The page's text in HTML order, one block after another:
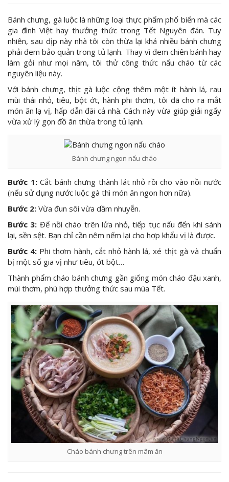
Bánh chưng, gà luộc là những loại thực phẩm phổ biến mà các
gia đình Việt hay thưởng thức trong Tết Nguyên đán. Tuy
nhiên, sau dịp này nhà tôi còn thừa lại khá nhiều bánh chưng
phải đem bảo quản trong tủ lạnh. Thay vì đem chiên bánh hay
làm gỏi như mọi năm, tôi thử công thức nấu cháo từ các
nguyên liệu này.
Với bánh chưng, thịt gà luộc cộng thêm một ít hành lá, rau
mùi thái nhỏ, tiêu, bột ớt, hành phi thơm, tôi đã cho ra mắt
món ăn lạ vị, hấp dẫn đãi cả nhà. Cách này vừa giúp giải ngấy
vừa xử lý gọn đồ ăn thừa trong tủ lạnh.
Bánh chưng ngon nấu cháo
Bước 1:Cắt bánh chưng thành lát nhỏ rồi cho vào nồi nước
(nếu sử dụng nước luộc gà thì món ăn ngon hơn nữa).
Bước 2: Vừa đun sôi vừa dầm nhuyễn.
Bước 3: Để nồi cháo trên lửa nhỏ, tiếp tục nấu đến khi sánh
lại, sền sệt. Bạn chỉ cần nêm nếm lại cho hợp khẩu vị là được.
Bước 4: Phi thơm hành, cắt nhỏ hành lá, xé thịt gà và chuẩn
bị một số gia vị như tiêu, ớt bột…
Thành phẩm cháo bánh chưng gần giống món cháo đậu xanh,
mùi thơm, phù hợp thưởng thức sau mùa Tết.
Cháo bánh chưng trên mâm ăn